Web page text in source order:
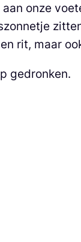
onze
rit, maar
gedronken.